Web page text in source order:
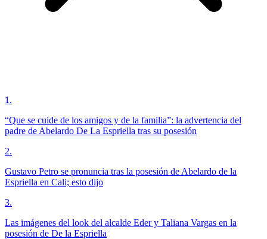
1 .
“Que se cuide de los amigos y de la familia”: la advertencia del
padre de Abelardo De La Espriella tras su posesión
2.
Gustavo Petro se pronuncia tras la posesión de Abelardo de la
Espriella en Cali; esto dijo
3.
Las imágenes del look del alcalde Eder y Taliana Vargas en la
posesión de De la Espriella